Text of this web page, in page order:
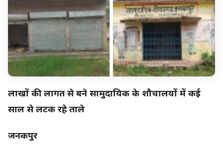
लाखों की लागत से बने सामुदायिक के शौचालयों में कई
साल से लटक रहे ताले
जनकपुर